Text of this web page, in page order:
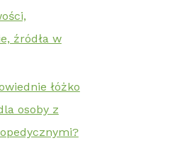
źródła w
łóżko
osoby z